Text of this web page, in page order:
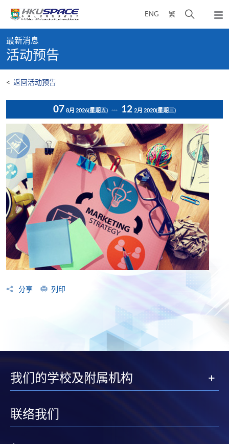
content
ENG 繁
开
弹
出
content
start
最新消息
活动预告
< 返回活动预告
07 8月 2026(星期五) 12 2月 2020(星期三)
分享 列印
我们的学校及附属机构
联络我们